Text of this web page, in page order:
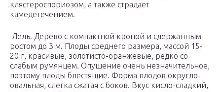
клястероспориозом, а также страдает
камедетечением.
Лель. Дерево с компактной кроной и сдержанным
ростом до 3 м. Плоды среднего размера, массой 15-
20 г, красивые, золотисто-оранжевые, редко со
слабым румянцем. Опушение очень незначительное,
поэтому плоды блестящие. Форма плодов округло-
овальная, слегка сжатая с боков. Вкус кисло-сладкий,